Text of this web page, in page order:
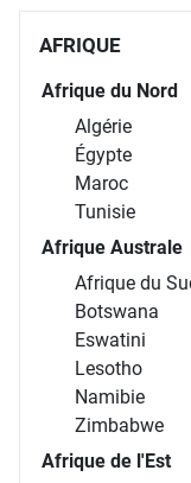
AFRIQUE
Afrique du Nord
Algérie
Égypte
Maroc
Tunisie
Afrique Australe
Afrique du
Botswana
Eswatini
Lesotho
Namibie
Zimbabwe
Afrique de l'Est